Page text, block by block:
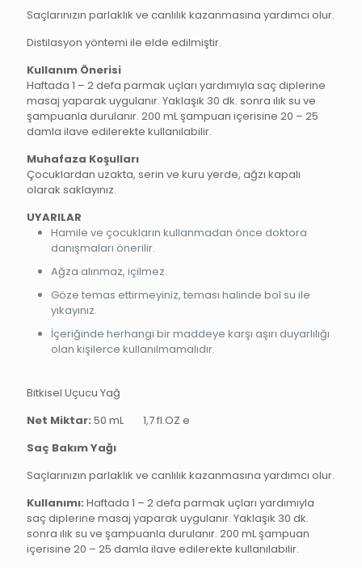
Saçlarınızın parlaklık ve canlılık kazanmasına yardımcı olur.
Distilasyon yöntemi ile elde edilmiştir.
Kullanım Önerisi
Haftada 1 – 2 defa parmak uçları yardımıyla saç diplerine
masaj yaparak uygulanır. Yaklaşık 30 dk. sonra ılık su ve
şampuanla durulanır. 200 mL şampuan içerisine 20 – 25
damla ilave edilerekte kullanılabilir.
Muhafaza Koşulları
Çocuklardan uzakta, serin ve kuru yerde, ağzı kapalı
olarak saklayınız.
UYARILAR
Hamile ve çocukların kullanmadan önce doktora
danışmaları önerilir.
Ağza alınmaz, içilmez.
Göze temas ettirmeyiniz, teması halinde bol su ile
yıkayınız.
İçeriğinde herhangi bir maddeye karşı aşırı duyarlılığı
olan kişilerce kullanılmamalıdır.
Bitkisel Uçucu Yağ
Net Miktar: 50 mL 1,7 fl.OZ e
Saç Bakım Yağı
Saçlarınızın parlaklık ve canlılık kazanmasına yardımcı olur.
Kullanımı: Haftada 1 – 2 defa parmak uçları yardımıyla
saç diplerine masaj yaparak uygulanır. Yaklaşık 30 dk.
sonra ılık su ve şampuanla durulanır. 200 mL şampuan
içerisine 20 – 25 damla ilave edilerekte kullanılabilir.